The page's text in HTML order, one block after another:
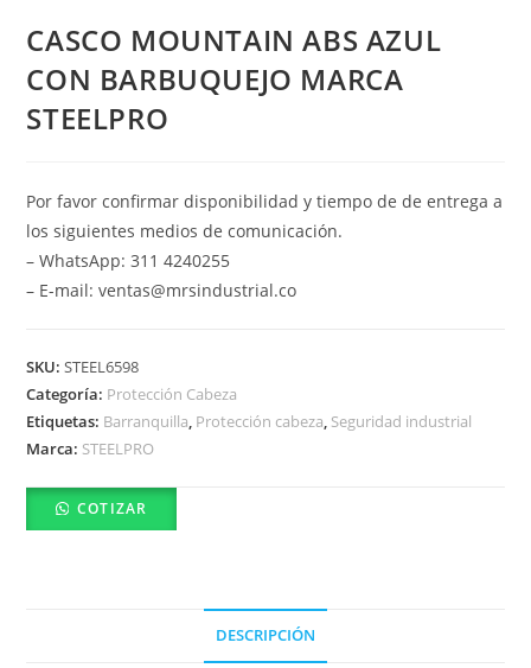
CASCO MOUNTAIN ABS AZUL
CON BARBUQUEJO MARCA
STEELPRO
Por favor confirmar disponibilidad y tiempo de de entrega a
los siguientes medios de comunicación.
– WhatsApp: 311 4240255
– E-mail: ventas@mrsindustrial.co
SKU:STEEL6598
Categoría: Protección Cabeza
Etiquetas: Barranquilla, Protección cabeza, Seguridad industrial
Marca: STEELPRO
COTIZAR
DESCRIPCIÓN